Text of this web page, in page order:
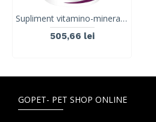
Supliment vitamino-mineral pentru caini, protectia pielii ai calitatea blănii, PET PHOS CANINE PELAGE, CEVA, 450 tablete
505,66 lei
GOPET- PET SHOP ONLINE